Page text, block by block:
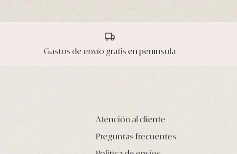
Gastos de envío gratis en península
Atención al cliente
Preguntas frecuentes